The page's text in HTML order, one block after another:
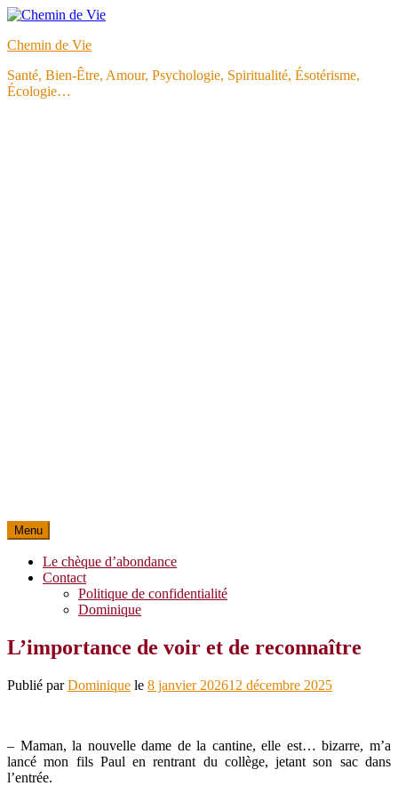
Aller
contenu
Chemin de Vie
Santé, Bien-Être, Amour, Psychologie, Spiritualité, Ésotérisme,
Écologie…
Menu
Le chèque d’abondance
Contact
Politique de confidentialité
Dominique
L’importance de voir et de reconnaître
Publié parDominique le 8 janvier 202612 décembre 2025
– Maman, la nouvelle dame de la cantine, elle est… bizarre, m’a
lancé mon fils Paul en rentrant du collège, jetant son sac dans
l’entrée.